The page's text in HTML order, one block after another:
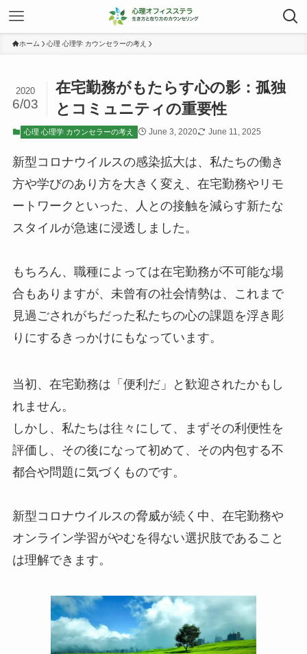
ホーム 心理 心理学 カウンセラーの考え
在宅勤務がもたらす心の影：孤独
とコミュニティの重要性
2020
6/03
心理 心理学 カウンセラーの考え June 3, 2020 June 11, 2025
新型コロナウイルスの感染拡大は、私たちの働き
方や学びのあり方を大きく変え、在宅勤務やリモ
ートワークといった、人との接触を減らす新たな
スタイルが急速に浸透しました。
もちろん、職種によっては在宅勤務が不可能な場
合もありますが、未曾有の社会情勢は、これまで
見過ごされがちだった私たちの心の課題を浮き彫
りにするきっかけにもなっています。
当初、在宅勤務は「便利だ」と歓迎されたかもし
れません。
しかし、私たちは往々にして、まずその利便性を
評価し、その後になって初めて、その内包する不
都合や問題に気づくものです。
新型コロナウイルスの脅威が続く中、在宅勤務や
オンライン学習がやむを得ない選択肢であること
は理解できます。